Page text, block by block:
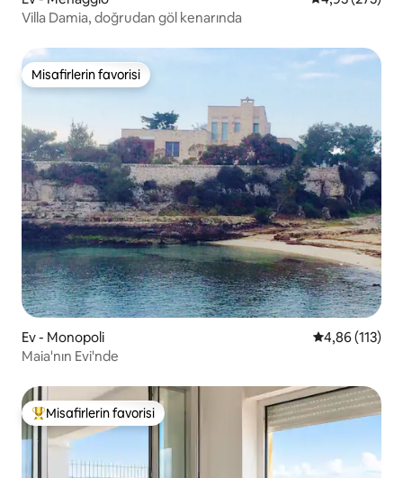
Villa Damia, doğrudan göl kenarında
Misafirlerin favorisi
Misafirlerin favorisi
Ev - Monopoli 5 üzerinden
4,86 (113)
Maia'nın Evi'nde
Misafirlerin favorilerinden en beğenilenler arasında
Misafirlerin favorisi